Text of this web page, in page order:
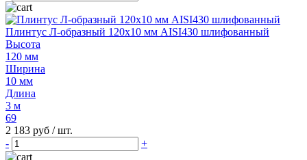
Плинтус Л-образный 120х10 мм AISI430 шлифованный
Высота
120 мм
Ширина
10 мм
Длина
3 м
69
2 183 руб / шт.
-
+